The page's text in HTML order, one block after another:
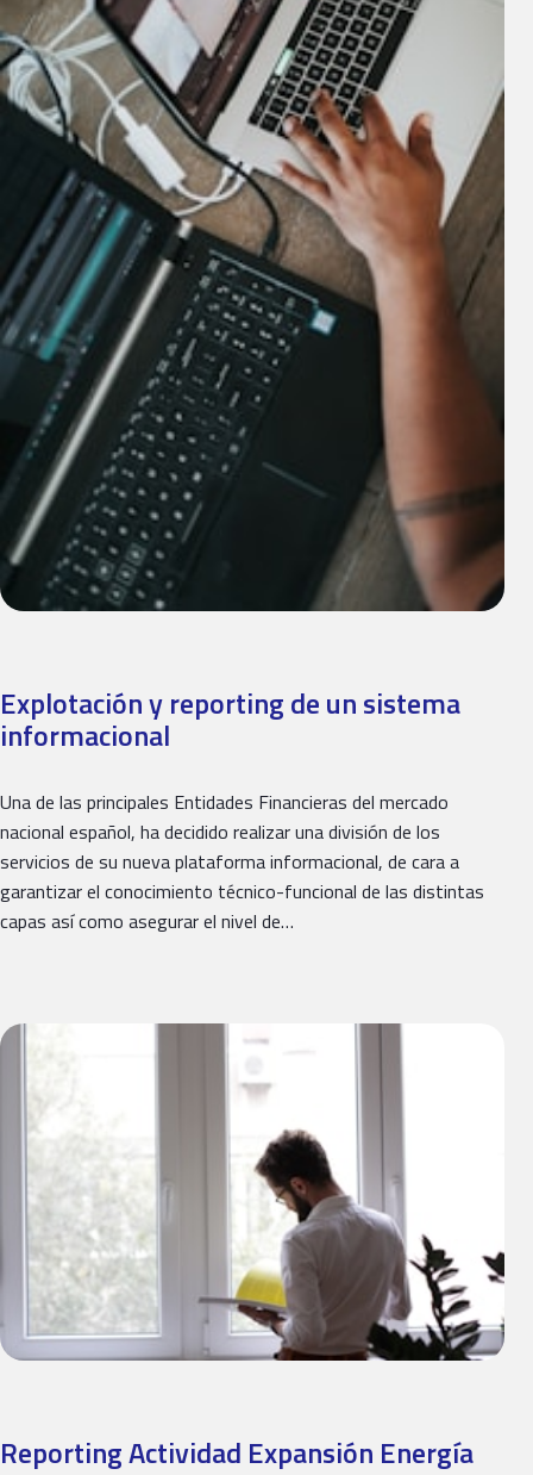
Explotación y reporting de un sistema
informacional
Una de las principales Entidades Financieras del mercado
nacional español, ha decidido realizar una división de los
servicios de su nueva plataforma informacional, de cara a
garantizar el conocimiento técnico-funcional de las distintas
capas así como asegurar el nivel de…
Reporting Actividad Expansión Energía